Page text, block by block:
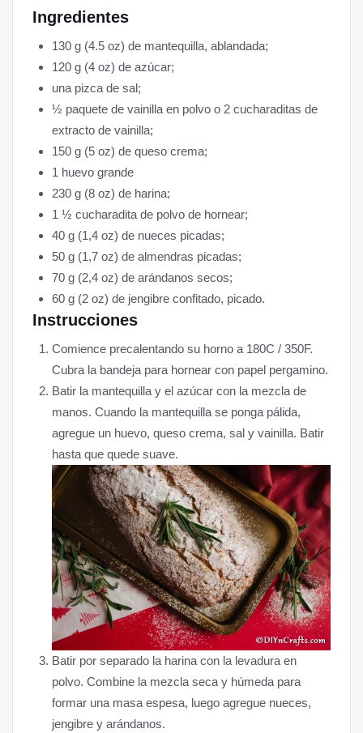
Ingredientes
130 g (4.5 oz) de mantequilla, ablandada;
120 g (4 oz) de azúcar;
una pizca de sal;
½ paquete de vainilla en polvo o 2 cucharaditas de
extracto de vainilla;
150 g (5 oz) de queso crema;
1 huevo grande
230 g (8 oz) de harina;
1 ½ cucharadita de polvo de hornear;
40 g (1,4 oz) de nueces picadas;
50 g (1,7 oz) de almendras picadas;
70 g (2,4 oz) de arándanos secos;
60 g (2 oz) de jengibre confitado, picado.
Instrucciones
Comience precalentando su horno a 180C / 350F.
Cubra la bandeja para hornear con papel pergamino.
Batir la mantequilla y el azúcar con la mezcla de
manos. Cuando la mantequilla se ponga pálida,
agregue un huevo, queso crema, sal y vainilla. Batir
hasta que quede suave.
Batir por separado la harina con la levadura en
polvo. Combine la mezcla seca y húmeda para
formar una masa espesa, luego agregue nueces,
jengibre y arándanos.